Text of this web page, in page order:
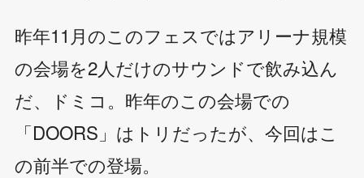
昨年11月のこのフェスではアリーナ規模
の会場を2人だけのサウンドで飲み込ん
だ、ドミコ。昨年のこの会場での
「DOORS」はトリだったが、今回はこ
の前半での登場。